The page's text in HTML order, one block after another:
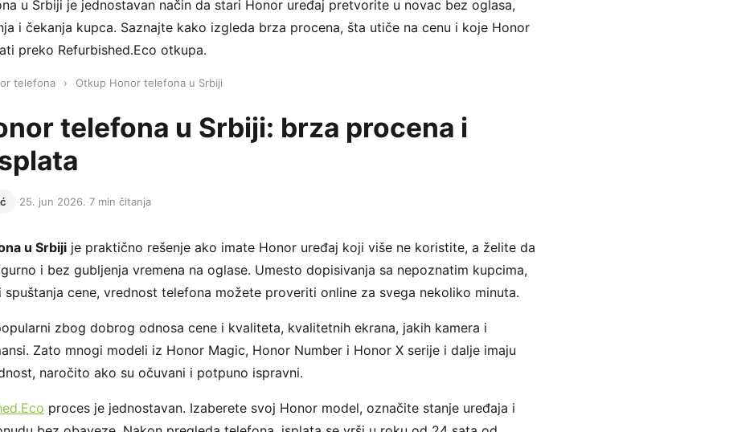
u Srbiji je jednostavan način da stari Honor uređaj pretvorite u novac bez oglasa,
i čekanja kupca. Saznajte kako izgleda brza procena, šta utiče na cenu i koje Honor
preko Refurbished.Eco otkupa.
telefona › Otkup Honor telefona u Srbiji
telefona u Srbiji: brza procena i
·25. jun 2026.·7 min čitanja
u Srbiji je praktično rešenje ako imate Honor uređaj koji više ne koristite, a želite da
i bez gubljenja vremena na oglase. Umesto dopisivanja sa nepoznatim kupcima,
cene, vrednost telefona možete proveriti online za svega nekoliko minuta.
zbog dobrog odnosa cene i kvaliteta, kvalitetnih ekrana, jakih kamera i
Zato mnogi modeli iz Honor Magic, Honor Number i Honor X serije i dalje imaju
naročito ako su očuvani i potpuno ispravni.
proces je jednostavan. Izaberete svoj Honor model, označite stanje uređaja i